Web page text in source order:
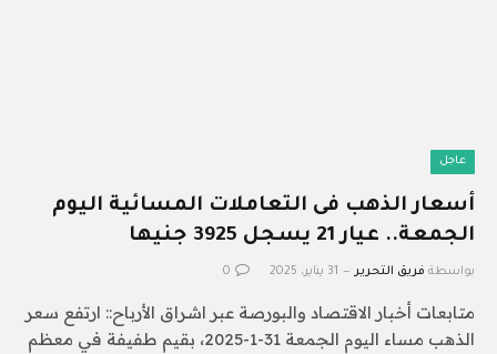
عاجل
أسعار الذهب فى التعاملات المسائية اليوم
الجمعة.. عيار 21 يسجل 3925 جنيها
بواسطة فريق التحرير 31 يناير، 2025 0
متابعات أخبار الاقتصاد والبورصة عبر اشراق الأرباح:: ارتفع سعر
الذهب مساء اليوم الجمعة 31-1-2025، بقيم طفيفة في معظم